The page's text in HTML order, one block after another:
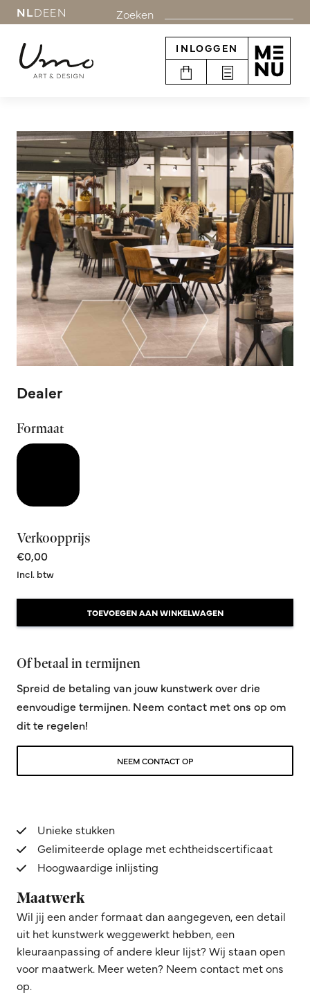
NLDEEN Zoeken
INLOGGEN
Dealer
Formaat
Verkoopprijs
€0,00
Incl. btw
TOEVOEGEN AAN WINKELWAGEN
Of betaal in termijnen
Spreid de betaling van jouw kunstwerk over drie
eenvoudige termijnen. Neem contact met ons op om
dit te regelen!
NEEM CONTACT OP
Unieke stukken
Gelimiteerde oplage met echtheidscertificaat
Hoogwaardige inlijsting
Maatwerk
Wil jij een ander formaat dan aangegeven, een detail
uit het kunstwerk weggewerkt hebben, een
kleuraanpassing of andere kleur lijst? Wij staan open
voor maatwerk. Meer weten? Neem contact met ons
op.